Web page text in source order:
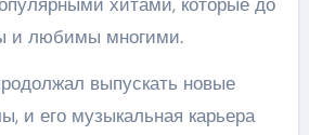
и любимы многими.
выпускать новые
и его музыкальная карьера